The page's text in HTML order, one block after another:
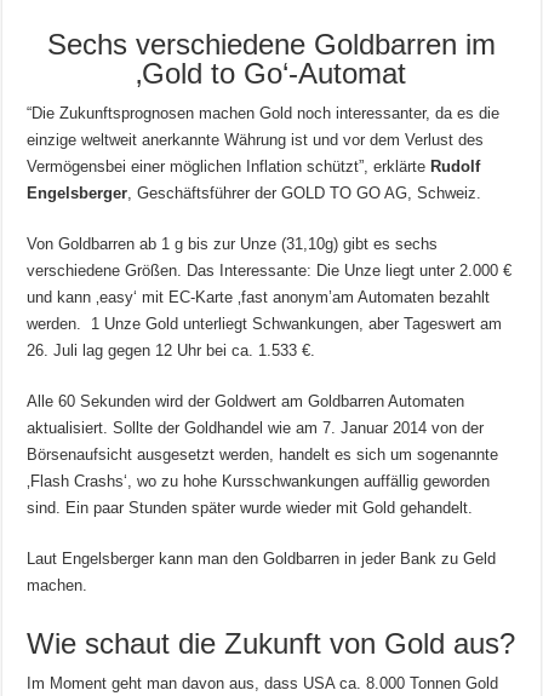
Sechs verschiedene Goldbarren im
‚Gold to Go‘-Automat
“Die Zukunftsprognosen machen Gold noch interessanter, da es die
einzige weltweit anerkannte Währung ist und vor dem Verlust des
Vermögensbei einer möglichen Inflation schützt”, erklärte Rudolf
Engelsberger, Geschäftsführer der GOLD TO GO AG, Schweiz.
Von Goldbarren ab 1 g bis zur Unze (31,10g) gibt es sechs
verschiedene Größen. Das Interessante: Die Unze liegt unter 2.000 €
und kann ‚easy‘ mit EC-Karte ‚fast anonym’am Automaten bezahlt
werden. 1 Unze Gold unterliegt Schwankungen, aber Tageswert am
26. Juli lag gegen 12 Uhr bei ca. 1.533 €.
Alle 60 Sekunden wird der Goldwert am Goldbarren Automaten
aktualisiert. Sollte der Goldhandel wie am 7. Januar 2014 von der
Börsenaufsicht ausgesetzt werden, handelt es sich um sogenannte
‚Flash Crashs‘, wo zu hohe Kursschwankungen auffällig geworden
sind. Ein paar Stunden später wurde wieder mit Gold gehandelt.
Laut Engelsberger kann man den Goldbarren in jeder Bank zu Geld
machen.
Wie schaut die Zukunft von Gold aus?
Im Moment geht man davon aus, dass USA ca. 8.000 Tonnen Gold